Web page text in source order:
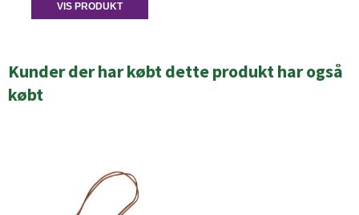
VIS PRODUKT
Kunder der har købt dette produkt har også
købt